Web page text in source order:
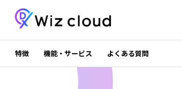
特徴 機能・サービス よくある質問